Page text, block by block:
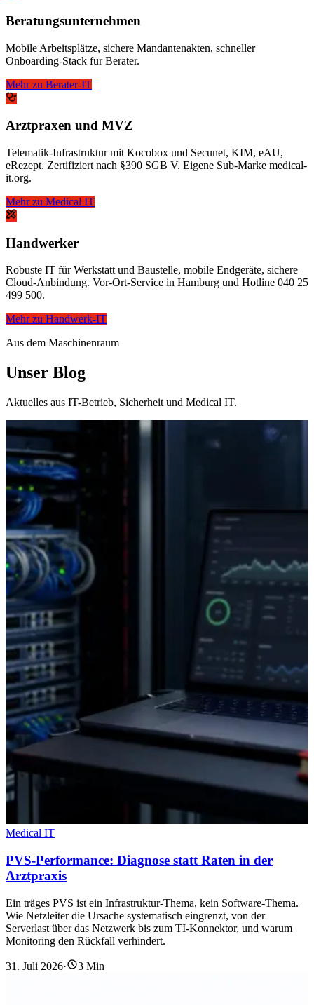
Beratungsunternehmen
Mobile Arbeitsplätze, sichere Mandantenakten, schneller
Onboarding-Stack für Berater.
Mehr zu Berater-IT
Arztpraxen und MVZ
Telematik-Infrastruktur mit Kocobox und Secunet, KIM, eAU,
eRezept. Zertifiziert nach §390 SGB V. Eigene Sub-Marke medical-
it.org.
Mehr zu Medical IT
Handwerker
Robuste IT für Werkstatt und Baustelle, mobile Endgeräte, sichere
Cloud-Anbindung. Vor-Ort-Service in Hamburg und Hotline 040 25
499 500.
Mehr zu Handwerk-IT
Aus dem Maschinenraum
Unser Blog
Aktuelles aus IT-Betrieb, Sicherheit und Medical IT.
Medical IT
PVS-Performance: Diagnose statt Raten in der
Arztpraxis
Ein träges PVS ist ein Infrastruktur-Thema, kein Software-Thema.
Wie Netzleiter die Ursache systematisch eingrenzt, von der
Serverlast über das Netzwerk bis zum TI-Konnektor, und warum
Monitoring den Rückfall verhindert.
31. Juli 2026· 3 Min